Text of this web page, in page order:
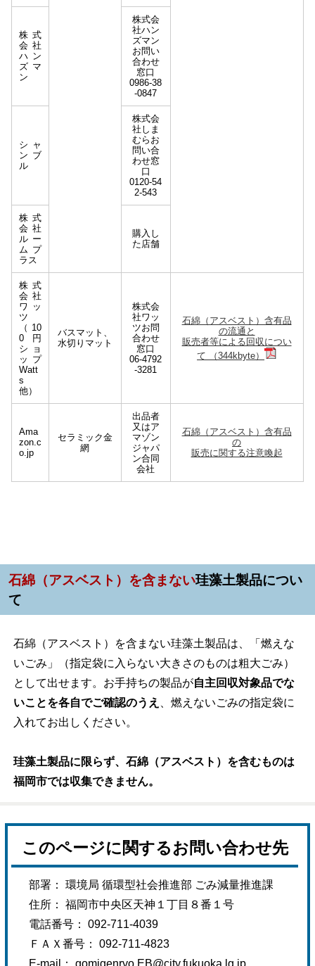
株式
会社
ハン
ズマ
ン
株式会
社ハン
ズマン
お問い
合わせ
窓口
0986-38
-0847
シャ
ンブ
ル
株式会
社しま
むらお
問い合
わせ窓
口
0120-54
2-543
株式
会社
ルー
ムプ
ラス
購入し
た店舗
株式
会社
ワッ
ツ
（10
0円
ショ
ップ
Watt
s
他）
バスマット、
水切りマット
株式会
社ワッ
ツお問
合わせ
窓口
06-4792
-3281
石綿（アスベスト）含有品
の流通と
販売者等による回収につい
て （344kbyte）
Ama
zon.c
o.jp
セラミック金
網
出品者
又はア
マゾン
ジャパ
ン合同
会社
石綿（アスベスト）含有品
の
販売に関する注意喚起
石綿（アスベスト）を含まない珪藻土製品につい
て
石綿（アスベスト）を含まない珪藻土製品は、「燃えな
いごみ」（指定袋に入らない大きさのものは粗大ごみ）
として出せます。お手持ちの製品が自主回収対象品でな
いことを各自でご確認のうえ
、燃えないごみの指定袋に
入れてお出しください。
珪藻土製品に限らず、石綿（アスベスト）を含むものは
福岡市では収集できません。
このページに関するお問い合わせ先
部署： 環境局 循環型社会推進部 ごみ減量推進課
住所： 福岡市中央区天神１丁目８番１号
電話番号： 092-711-4039
ＦＡＸ番号： 092-711-4823